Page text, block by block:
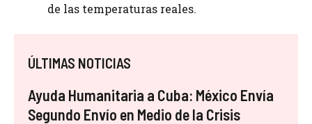
de las temperaturas reales.
ÚLTIMAS NOTICIAS
Ayuda Humanitaria a Cuba: México Envía
Segundo Envío en Medio de la Crisis